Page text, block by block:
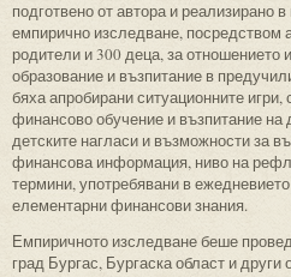
подготвено от автора и реализирано
емпирично изследване, посредством
родители и 300 деца, за отношението
образование и възпитание в
бяха апробирани ситуационните
финансово обучение и възпитание на
детските нагласи и възможности за
финансова информация, ниво на
термини, употребявани в
елементарни финансови знания.
Емпиричното изследване беше
град Бургас, Бургаска област и други